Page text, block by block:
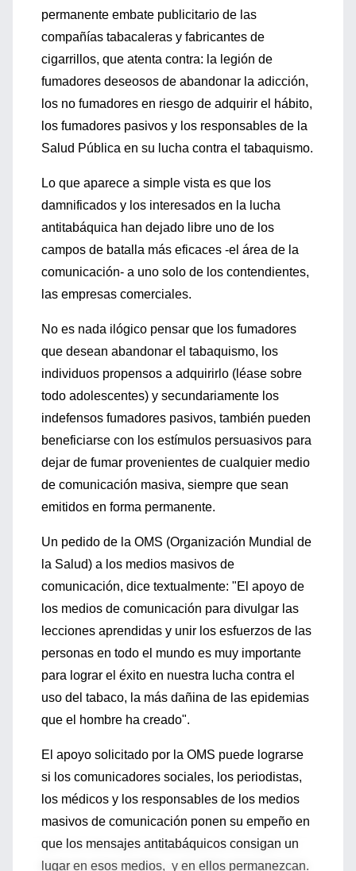
permanente embate publicitario de las
compañías tabacaleras y fabricantes de
cigarrillos, que atenta contra: la legión de
fumadores deseosos de abandonar la adicción,
los no fumadores en riesgo de adquirir el hábito,
los fumadores pasivos y los responsables de la
Salud Pública en su lucha contra el tabaquismo.
Lo que aparece a simple vista es que los
damnificados y los interesados en la lucha
antitabáquica han dejado libre uno de los
campos de batalla más eficaces -el área de la
comunicación- a uno solo de los contendientes,
las empresas comerciales.
No es nada ilógico pensar que los fumadores
que desean abandonar el tabaquismo, los
individuos propensos a adquirirlo (léase sobre
todo adolescentes) y secundariamente los
indefensos fumadores pasivos, también pueden
beneficiarse con los estímulos persuasivos para
dejar de fumar provenientes de cualquier medio
de comunicación masiva, siempre que sean
emitidos en forma permanente.
Un pedido de la OMS (Organización Mundial de
la Salud) a los medios masivos de
comunicación, dice textualmente: "El apoyo de
los medios de comunicación para divulgar las
lecciones aprendidas y unir los esfuerzos de las
personas en todo el mundo es muy importante
para lograr el éxito en nuestra lucha contra el
uso del tabaco, la más dañina de las epidemias
que el hombre ha creado".
El apoyo solicitado por la OMS puede lograrse
si los comunicadores sociales, los periodistas,
los médicos y los responsables de los medios
masivos de comunicación ponen su empeño en
que los mensajes antitabáquicos consigan un
lugar en esos medios, y en ellos permanezcan.